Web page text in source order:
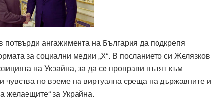
ангажимента на България да подкрепя
за социални медии „X“. В посланието си Желязков
на Украйна, за да се проправи пътят към
чувства по време на виртуална среща на държавните и
желаещите“ за Украйна.